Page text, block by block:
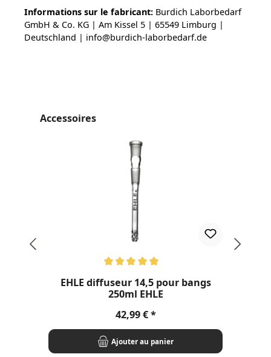
Informations sur le fabricant: Burdich Laborbedarf
GmbH & Co. KG | Am Kissel 5 | 65549 Limburg |
Deutschland | info@burdich-laborbedarf.de
Ignorer la galerie de produits
Accessoires
EHLE diffuseur 14,5 pour bangs
250ml EHLE
Prix régulier :
42,99 €
Ajouter au panier